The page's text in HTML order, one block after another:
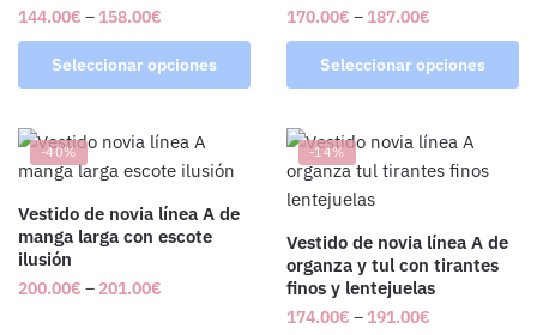
144.00€ – 158.00€
Seleccionar opciones
170.00€ – 187.00€
Seleccionar opciones
-40%
Vestido de novia línea A de
manga larga con escote
ilusión
200.00€ – 201.00€
-14%
Vestido de novia línea A de
organza y tul con tirantes
finos y lentejuelas
174.00€ – 191.00€